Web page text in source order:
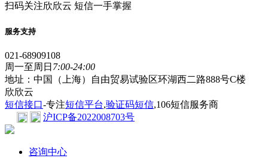
扫码关注欣欣云 短信一手掌握
服务支持
021-68909108
周一至周日 7:00-24:00
地址：中国（上海）自由贸易试验区环湖西二路888号C楼
欣欣云
短信接口-专注短信平台,验证码短信,106短信服务商
沪ICP备2022008703号
咨询中心